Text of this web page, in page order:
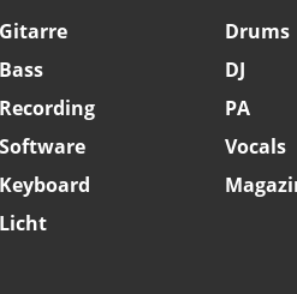
Gitarre
Bass
Recording
Software
Keyboard
Licht
Drums
DJ
PA
Vocals